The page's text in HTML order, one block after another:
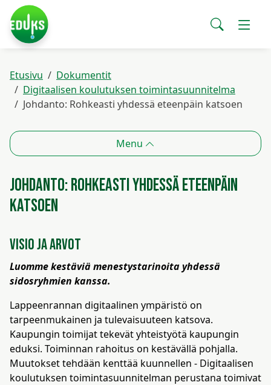
Siirry pääsisältöön
Valitse
oleva
tulos
ylös-
alasnuolilla.
Siirry
hakutulokseen
painamalla
enteriä.
käyttäjät
voivat
käyttää
kosketus-
pyyhkäisyliikkeitä.
Etusivu
Hankkeet
Dokumentit
Yhteystiedot
Etusivu
Dokumentit
Digitaalisen koulutuksen toimintasuunnitelma
Johdanto: Rohkeasti yhdessä eteenpäin katsoen
Menu
Johdanto: Rohkeasti yhdessä eteenpäin
katsoen
Visio ja arvot
Luomme kestäviä menestystarinoita yhdessä
sidosryhmien kanssa.
Lappeenrannan digitaalinen ympäristö on
tarpeenmukainen ja tulevaisuuteen katsova.
Kaupungin toimijat tekevät yhteistyötä kaupungin
eduksi. Toiminnan rahoitus on kestävällä pohjalla.
Muutokset tehdään kenttää kuunnellen - Digitaalisen
koulutuksen toimintasuunnitelman perustana toimivat